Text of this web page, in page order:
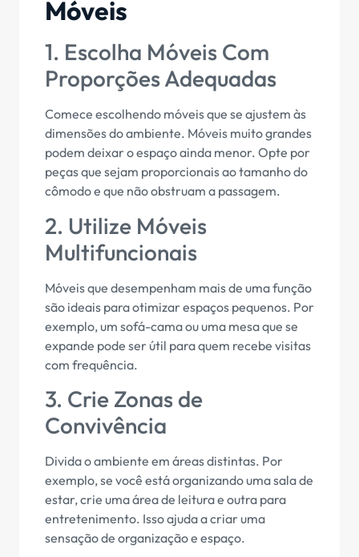
Móveis
1. Escolha Móveis Com
Proporções Adequadas
Comece escolhendo móveis que se ajustem às
dimensões do ambiente. Móveis muito grandes
podem deixar o espaço ainda menor. Opte por
peças que sejam proporcionais ao tamanho do
cômodo e que não obstruam a passagem.
2. Utilize Móveis
Multifuncionais
Móveis que desempenham mais de uma função
são ideais para otimizar espaços pequenos. Por
exemplo, um sofá-cama ou uma mesa que se
expande pode ser útil para quem recebe visitas
com frequência.
3. Crie Zonas de
Convivência
Divida o ambiente em áreas distintas. Por
exemplo, se você está organizando uma sala de
estar, crie uma área de leitura e outra para
entretenimento. Isso ajuda a criar uma
sensação de organização e espaço.